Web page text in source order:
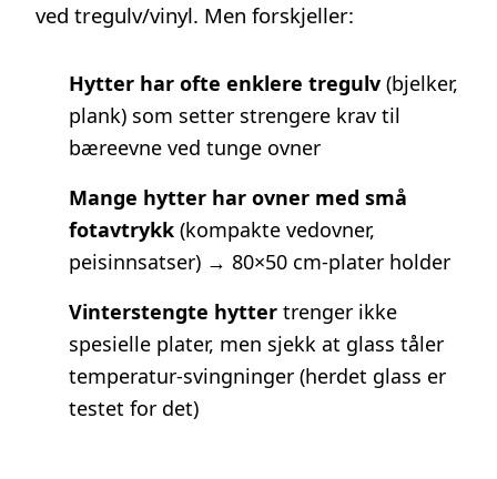
ved tregulv/vinyl. Men forskjeller:
Hytter har ofte enklere tregulv (bjelker,
plank) som setter strengere krav til
bæreevne ved tunge ovner
Mange hytter har ovner med små
fotavtrykk (kompakte vedovner,
peisinnsatser) → 80×50 cm-plater holder
Vinterstengte hytter trenger ikke
spesielle plater, men sjekk at glass tåler
temperatur-svingninger (herdet glass er
testet for det)